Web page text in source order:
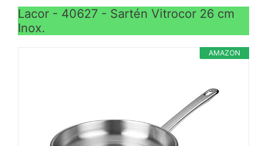
Mango de baquelita que
no se calienta para
cómodamente; agujero en
VER
CARACTERÍSTICAS
Lacor - 40627 - Sartén Vitrocor 26 cm
Inox.
AMAZON